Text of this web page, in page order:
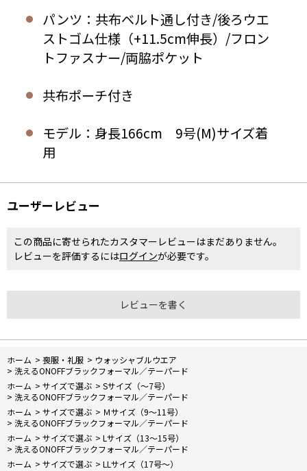
パンツ：共布ベルト通し付き/後ろウエ
ストゴム仕様（+11.5cm伸長）/フロン
トファスナー/両脇ポケット
共布ポーチ付き
モデル：身長166cm 9号(M)サイズ着
用
ユーザーレビュー
この商品に寄せられたカスタマーレビューはまだありません。
レビューを評価するにはログインが必要です。
レビューを書く
ホーム > 喪服・礼服 > ウォッシャブルウエア
> 洗えるONOFFブラックフォーマル／テーパード
ホーム > サイズで選ぶ > Sサイズ（～7号）
> 洗えるONOFFブラックフォーマル／テーパード
ホーム > サイズで選ぶ > Ｍサイズ（9～11号）
> 洗えるONOFFブラックフォーマル／テーパード
ホーム > サイズで選ぶ > Lサイズ（13～15号）
> 洗えるONOFFブラックフォーマル／テーパード
ホーム > サイズで選ぶ > LLサイズ（17号～）